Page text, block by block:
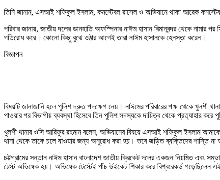
তিনি জানান, এসআই শফিকুল ইসলাম, কনস্টেবল রাসেল ও অভিযানে থাকা আরেক
পরিবার জানায়, জাতীয় দলের ডানহাতি অফস্পিনার নাঈম হাসান বিমানবন্দর থেকে
গতিরোধ করে। কোনো কিছু বুঝে ওঠার আগেই তারা নাঈম হাসানকে হেনস্তা করেন।
বিজ্ঞাপন
বিষয়টি জানাজানি হলে পুলিশ দ্রুত পদক্ষেপ নেয়। নাঈমের পরিবারের পক্ষ থেকে খুলশী
পাওয়ার পর বিভাগীয় ব্যবস্থা হিসেবে তিন পুলিশ সদস্যকে দায়িত্ব থেকে প্রত্যাহার করে
খুলশী থানার ওসি আরিফুর রহমান বলেন, অভিযানের বিষয়ে এসআই শফিকুল ইসলাম আমাকে
থানা থেকে তাকে চলে যাওয়ার জন্য অনুরোধ করা হয়। তবে জড়িত ব্যক্তিদের শাস্তি না
চট্টগ্রামের সন্তান নাঈম হাসান বাংলাদেশ জাতীয় ক্রিকেট দলের একজন নিয়মিত এবং
টেস্ট অভিষেক হয়। অভিষেক টেস্টেই পাঁচ উইকেট শিকার করে বিশ্বরেকর্ড গড়েছিলেন